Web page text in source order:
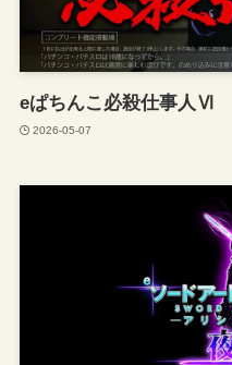
eぱちんこ必殺仕事人Ⅵ
2026-05-07